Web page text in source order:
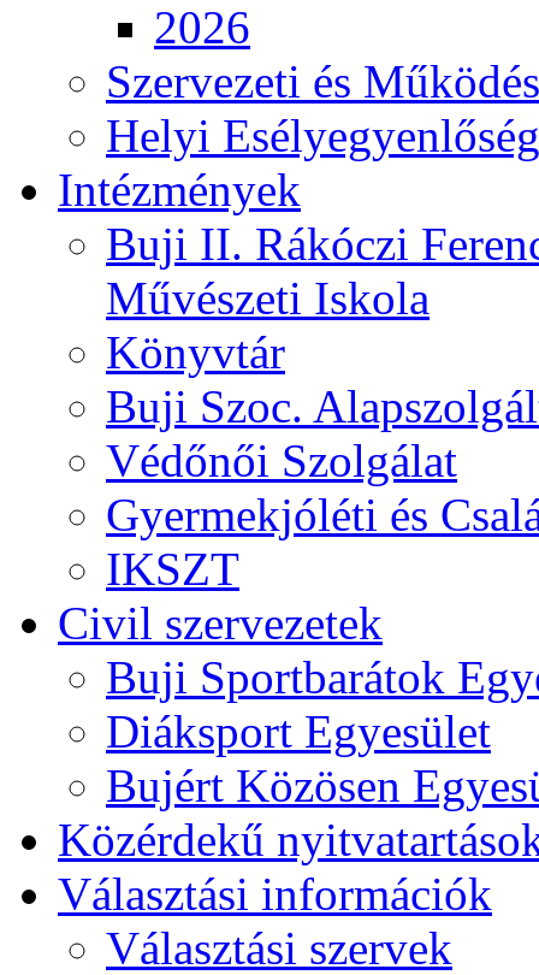
2026
Szervezeti és
Helyi
Intézmények
Buji II. Rákóczi
Művészeti Iskola
Könyvtár
Buji Szoc.
Védőnői Szolgálat
Gyermekjóléti és
IKSZT
Civil szervezetek
Buji Sportbarátok
Diáksport Egyesület
Bujért Közösen
Közérdekű
Választási információk
Választási szervek